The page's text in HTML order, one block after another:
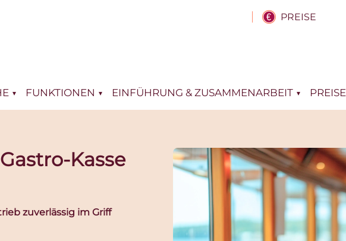
PREISE
FUNKTIONEN EINFÜHRUNG & ZUSAMMENARBEIT PREISE
Kasse
zuverlässig im Griff